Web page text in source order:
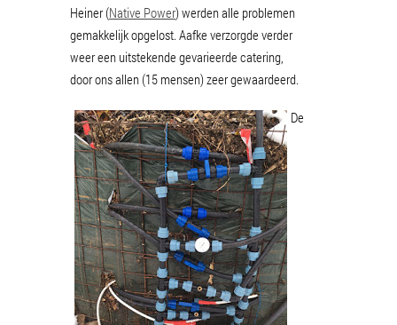
Heiner (Native Power) werden alle problemen
gemakkelijk opgelost. Aafke verzorgde verder
weer een uitstekende gevarieerde catering,
door ons allen (15 mensen) zeer gewaardeerd.
De